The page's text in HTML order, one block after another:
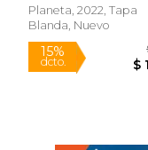
Rápido
Planeta, 2022, Tapa
Blanda, Nuevo